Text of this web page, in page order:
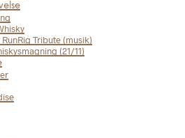
RunRig Tribute (musik)
(21/11)